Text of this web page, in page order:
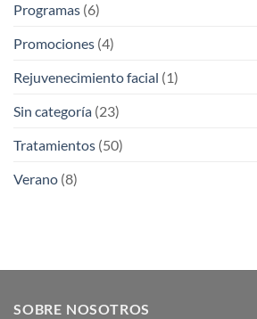
Programas (6)
Promociones (4)
Rejuvenecimiento facial (1)
Sin categoría (23)
Tratamientos (50)
Verano (8)
SOBRE NOSOTROS